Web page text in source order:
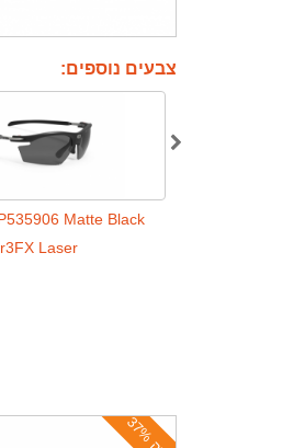
צבעים נוספים:
Matte Black
Laser
ה
נ
ח
ה
3
7